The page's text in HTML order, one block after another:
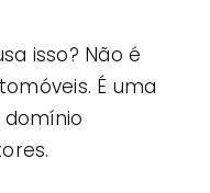
isso? Não é
É uma